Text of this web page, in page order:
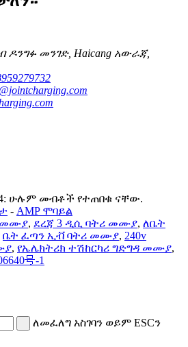
ዶንግፉ መንገድ, Haicang አውራጃ,
ሁሉም መብቶች የተጠበቁ ናቸው.
- AMP ሞባይል
መሙያ, ደረጃ 3 ዲሲ ባትሪ መሙያ, ለቤት
ቤት ፈጣን ኢቭ ባትሪ መሙያ, 240v
, የኤሌክትሪክ ተሽከርካሪ ግድግዳ መሙያ,
号-1
ለመፈለግ አስገባን ወይም ESCን